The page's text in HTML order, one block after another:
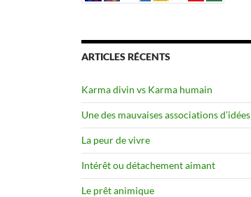
ARTICLES RÉCENTS
Karma divin vs Karma humain
Une des mauvaises associations d’idées
La peur de vivre
Intérêt ou détachement aimant
Le prêt animique